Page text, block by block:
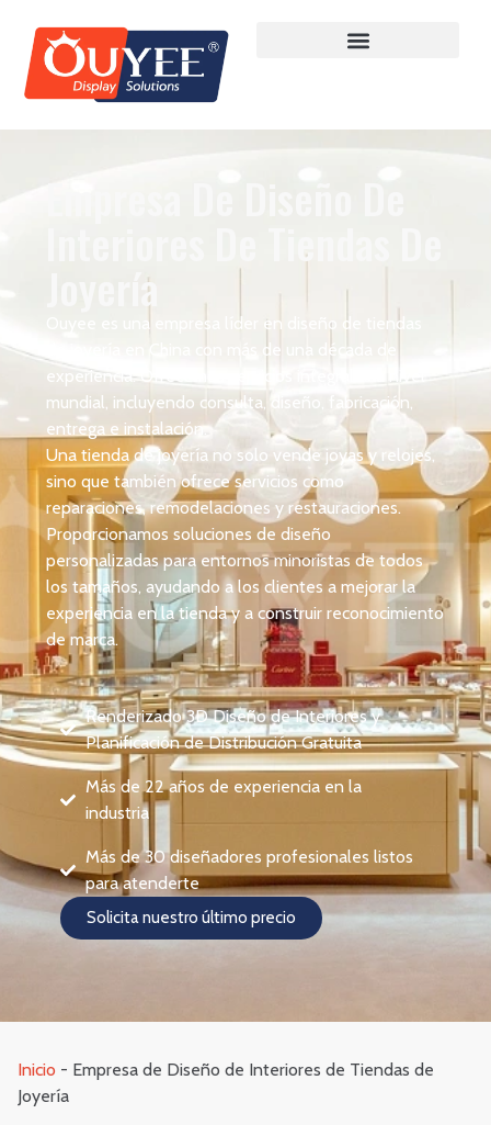
Interiores De Tiendas De
Joyería
Ouyee es una empresa líder en diseño de tiendas
de joyería en China con más de una década de
experiencia. Ofrecemos servicios integrales a nivel
mundial, incluyendo consulta, diseño, fabricación,
entrega e instalación.
Una tienda de joyería no solo vende joyas y relojes,
sino que también ofrece servicios como
reparaciones, remodelaciones y restauraciones.
Proporcionamos soluciones de diseño
personalizadas para entornos minoristas de todos
los tamaños, ayudando a los clientes a mejorar la
experiencia en la tienda y a construir reconocimiento
de marca.
Renderizado 3D Diseño de Interiores y
Planificación de Distribución Gratuita
Más de 22 años de experiencia en la
industria
Más de 30 diseñadores profesionales listos
para atenderte
Solicita nuestro último precio
Inicio - Empresa de Diseño de Interiores de Tiendas de
Joyería